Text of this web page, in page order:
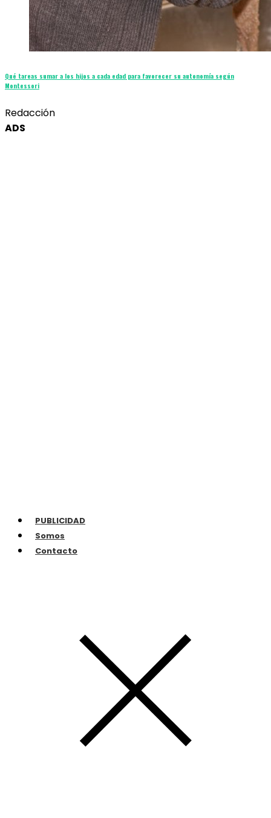
Qué tareas sumar a los hijos a cada edad para favorecer su autonomía según
Montessori
Redacción
ADS
PUBLICIDAD
Somos
Contacto